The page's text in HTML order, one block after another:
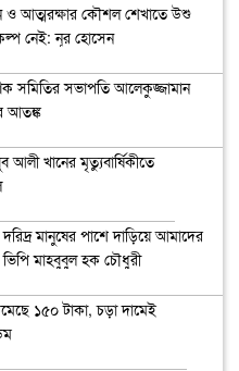
ও আত্মরক্ষার কৌশল শেখাতে উশু
নেই: নূর হোসেন
সমিতির সভাপতি আলেকুজ্জামান
আতঙ্ক
আলী খানের মৃত্যুবার্ষিকীতে
মানুষের পাশে দাড়িয়ে আমাদের
মাহবুবুল হক চৌধুরী
১৫০ টাকা, চড়া দামেই